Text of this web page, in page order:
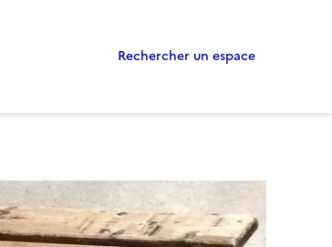
Rechercher un espace